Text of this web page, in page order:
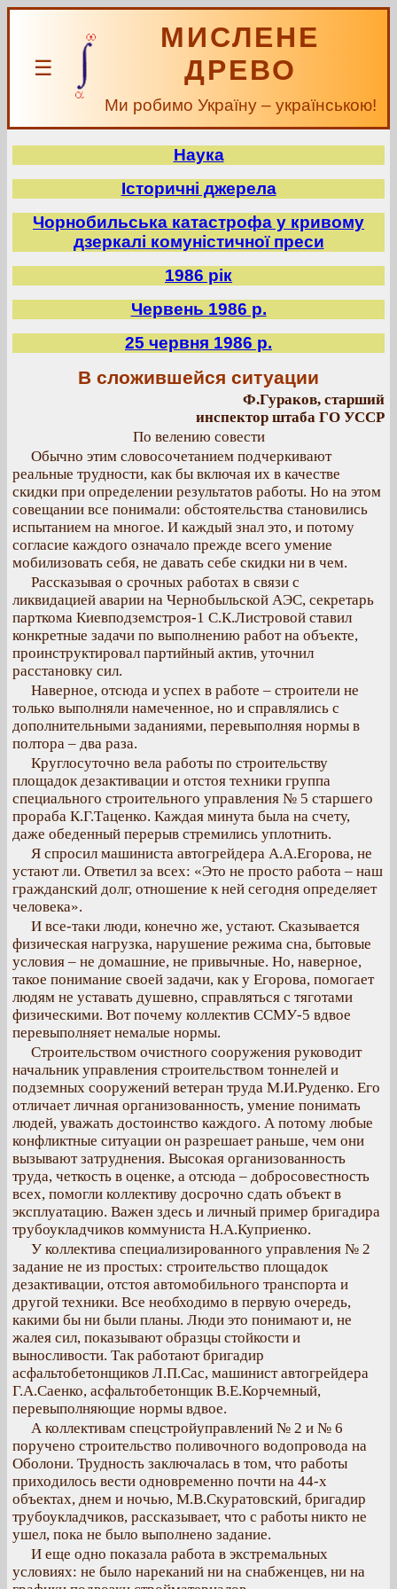
☰
МИСЛЕНЕ
ДРЕВО
Ми робимо Україну – українською!
Наука
Історичні джерела
Чорнобильська катастрофа у кривому
дзеркалі комуністичної преси
1986 рік
Червень 1986 р.
25 червня 1986 р.
В сложившейся ситуации
Ф.Гураков, старший
инспектор штаба ГО УССР
По велению совести
Обычно этим словосочетанием подчеркивают
реальные трудности, как бы включая их в качестве
скидки при определении результатов работы. Но на этом
совещании все понимали: обстоятельства становились
испытанием на многое. И каждый знал это, и потому
согласие каждого означало прежде всего умение
мобилизовать себя, не давать себе скидки ни в чем.
Рассказывая о срочных работах в связи с
ликвидацией аварии на Чернобыльской АЭС, секретарь
парткома Киевподземстроя-1 С.К.Листровой ставил
конкретные задачи по выполнению работ на объекте,
проинструктировал партийный актив, уточнил
расстановку сил.
Наверное, отсюда и успех в работе – строители не
только выполняли намеченное, но и справлялись с
дополнительными заданиями, перевыполняя нормы в
полтора – два раза.
Круглосуточно вела работы по строительству
площадок дезактивации и отстоя техники группа
специального строительного управления № 5 старшего
прораба К.Г.Таценко. Каждая минута была на счету,
даже обеденный перерыв стремились уплотнить.
Я спросил машиниста автогрейдера А.А.Егорова, не
устают ли. Ответил за всех: «Это не просто работа – наш
гражданский долг, отношение к ней сегодня определяет
человека».
И все-таки люди, конечно же, устают. Сказывается
физическая нагрузка, нарушение режима сна, бытовые
условия – не домашние, не привычные. Но, наверное,
такое понимание своей задачи, как у Егорова, помогает
людям не уставать душевно, справляться с тяготами
физическими. Вот почему коллектив ССМУ-5 вдвое
перевыполняет немалые нормы.
Строительством очистного сооружения руководит
начальник управления строительством тоннелей и
подземных сооружений ветеран труда М.И.Руденко. Его
отличает личная организованность, умение понимать
людей, уважать достоинство каждого. А потому любые
конфликтные ситуации он разрешает раньше, чем они
вызывают затруднения. Высокая организованность
труда, четкость в оценке, а отсюда – добросовестность
всех, помогли коллективу досрочно сдать объект в
эксплуатацию. Важен здесь и личный пример бригадира
трубоукладчиков коммуниста Н.А.Куприенко.
У коллектива специализированного управления № 2
задание не из простых: строительство площадок
дезактивации, отстоя автомобильного транспорта и
другой техники. Все необходимо в первую очередь,
какими бы ни были планы. Люди это понимают и, не
жалея сил, показывают образцы стойкости и
выносливости. Так работают бригадир
асфальтобетонщиков Л.П.Сас, машинист автогрейдера
Г.А.Саенко, асфальтобетонщик В.Е.Корчемный,
перевыполняющие нормы вдвое.
А коллективам спецстройуправлений № 2 и № 6
поручено строительство поливочного водопровода на
Оболони. Трудность заключалась в том, что работы
приходилось вести одновременно почти на 44-х
объектах, днем и ночью, М.В.Скуратовский, бригадир
трубоукладчиков, рассказывает, что с работы никто не
ушел, пока не было выполнено задание.
И еще одно показала работа в экстремальных
условиях: не было нареканий ни на снабженцев, ни на